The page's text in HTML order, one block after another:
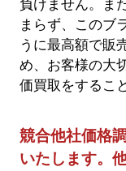
負けません。ま
まらず、このブ
うに最高額で販
め、お客様の大
価買取をするこ
競合他社価格
いたします。